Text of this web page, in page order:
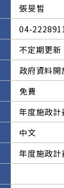
張旻皙
04-
不定期更新
政府資料
免費
年度施政計
中文
年度施政計